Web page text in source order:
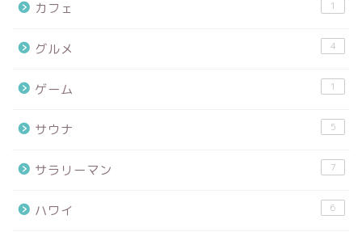
カフェ 1
グルメ 4
ゲーム 1
サウナ 5
サラリーマン 7
ハワイ 6